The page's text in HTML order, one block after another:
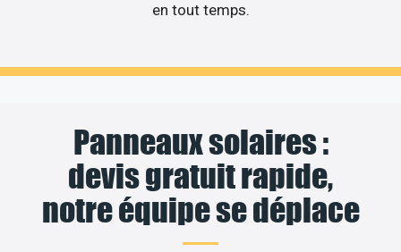
en tout temps.
Panneaux solaires :
devis gratuit rapide,
notre équipe se déplace